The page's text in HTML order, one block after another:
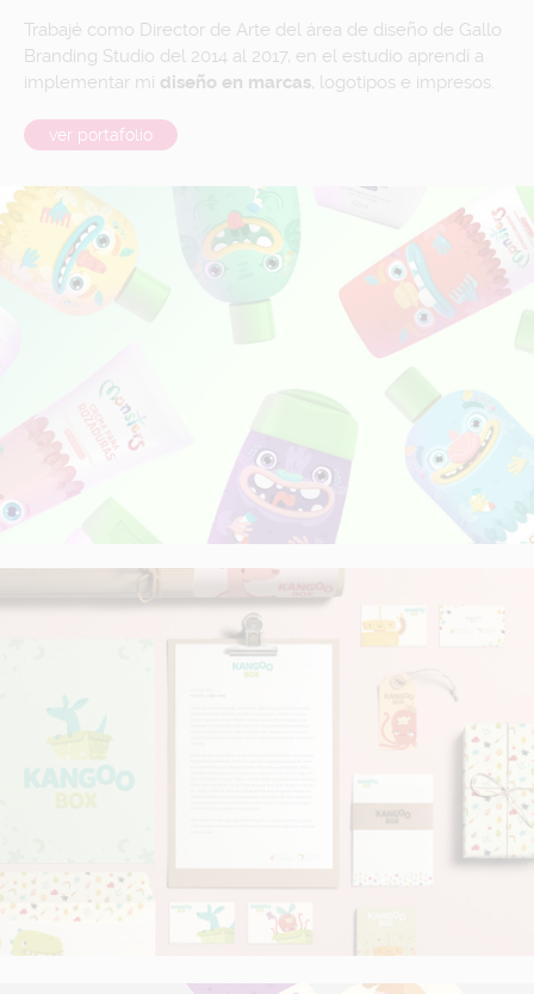
Trabajé como Director de Arte del área de diseño de Gallo
Branding Studio del 2014 al 2017, en el estudio aprendí a
implementar mi diseño en marcas, logotipos e impresos.
ver portafolio